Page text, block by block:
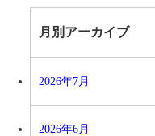
月別アーカイブ
2026年7月
2026年6月